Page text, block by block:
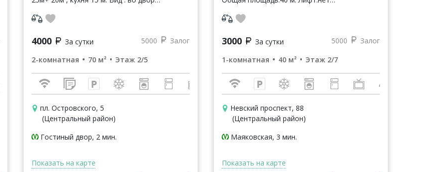
вниманию превосходную квартиру ...
4000 За сутки 5000
Залог
2-комнатная
70 м² Этаж 2/5
пл. Островского, 5
(Центральный район)
Гостиный двор, 2 мин.
Показать на карте
Метро: м. Маяковская, пл. Восстания,
Гостиный ...
3000 За сутки 5000
Залог
1-комнатная
40 м² Этаж 2/7
Невский проспект, 88
(Центральный район)
Маяковская, 3 мин.
Показать на карте